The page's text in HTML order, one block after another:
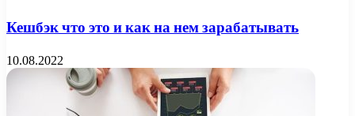
Кешбэк что это и как на нем зарабатывать
10.08.2022